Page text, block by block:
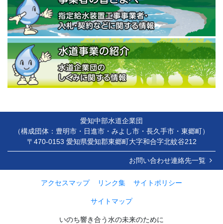
愛知中部水道企業団
（構成団体：豊明市・日進市・みよし市・長久手市・東郷町）
〒470-0153 愛知県愛知郡東郷町大字和合字北蚊谷212
お問い合わせ連絡先一覧
アクセスマップ リンク集 サイトポリシー
サイトマップ
いのち響き合う水の未来のために